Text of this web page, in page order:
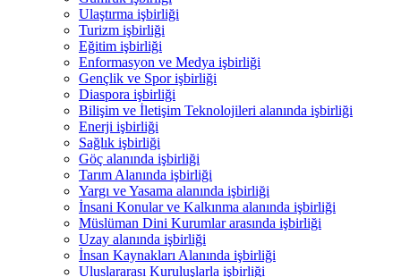
Ulaştırma işbirliği
Turizm işbirliği
Eğitim işbirliği
Enformasyon ve Medya işbirliği
Gençlik ve Spor işbirliği
Diaspora işbirliği
Bilişim ve İletişim Teknolojileri alanında işbirliği
Enerji işbirliği
Sağlık işbirliği
Göç alanında işbirliği
Tarım Alanında işbirliği
Yargı ve Yasama alanında işbirliği
İnsani Konular ve Kalkınma alanında işbirliği
Müslüman Dini Kurumlar arasında işbirliği
Uzay alanında işbirliği
İnsan Kaynakları Alanında işbirliği
Uluslararası Kuruluşlarla işbirliği